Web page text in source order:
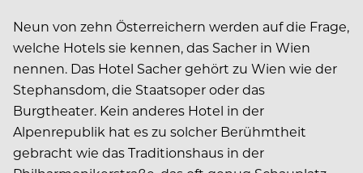
Neun von zehn Österreichern werden auf die Frage,
welche Hotels sie kennen, das Sacher in Wien
nennen. Das Hotel Sacher gehört zu Wien wie der
Stephansdom, die Staatsoper oder das
Burgtheater. Kein anderes Hotel in der
Alpenrepublik hat es zu solcher Berühmtheit
gebracht wie das Traditionshaus in der